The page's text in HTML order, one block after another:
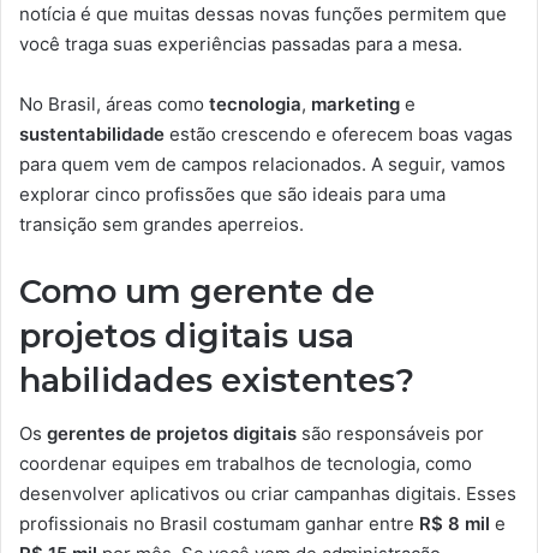
notícia é que muitas dessas novas funções permitem que
você traga suas experiências passadas para a mesa.
No Brasil, áreas como tecnologia, marketing e
sustentabilidade estão crescendo e oferecem boas vagas
para quem vem de campos relacionados. A seguir, vamos
explorar cinco profissões que são ideais para uma
transição sem grandes aperreios.
Como um gerente de
projetos digitais usa
habilidades existentes?
Os gerentes de projetos digitais são responsáveis por
coordenar equipes em trabalhos de tecnologia, como
desenvolver aplicativos ou criar campanhas digitais. Esses
profissionais no Brasil costumam ganhar entre R$ 8 mil e